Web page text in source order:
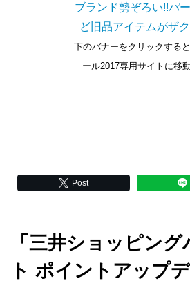
ブランド勢ぞろい!!パ
ど旧品アイテムがザ
下のバナーをクリックする
ール2017専用サイトに移
Post
「三井ショッピン
ト ポイントアップデ